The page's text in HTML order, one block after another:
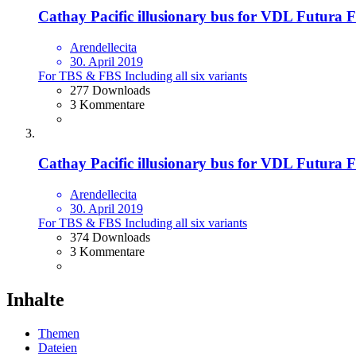
Cathay Pacific illusionary bus for VDL Futura
Arendellecita
30. April 2019
For TBS & FBS Including all six variants
277 Downloads
3 Kommentare
Cathay Pacific illusionary bus for VDL Futura
Arendellecita
30. April 2019
For TBS & FBS Including all six variants
374 Downloads
3 Kommentare
Inhalte
Themen
Dateien